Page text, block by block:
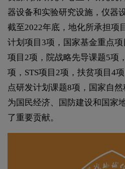
器设备和实验研究设施，仪器
截至2022年底，地化所承担项
计划项目3项，国家基金重点
项目2项，院战略先导课题5项
项，STS项目2项，扶贫项目4
点研发计划课题8项，国家自然
为国民经济、国防建设和国家
了重要贡献。